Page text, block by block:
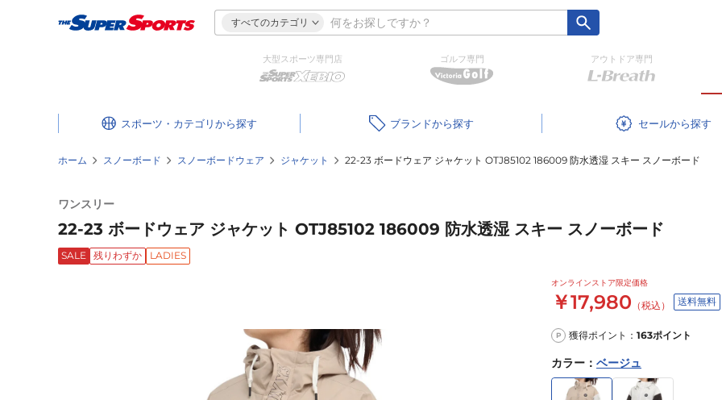
すべてのカテゴリ
大型スポーツ専門店 ゴルフ専門 アウトドア専門
スポーツ・カテゴリ ブランド セール
ホーム スノーボード スノーボードウェア ジャケット 22-23 ボードウェア ジャケット OTJ85102 186009 防水透湿 スキー スノーボード
ワンスリー
22-23 ボードウェア ジャケット OTJ85102 186009 防水透湿 スキー スノーボード
SALE 残りわずか LADIES
オンラインストア限定価格
￥17,980 （税込） 送料無料
P 獲得ポイント： 163ポイント
カラー ： ベージュ